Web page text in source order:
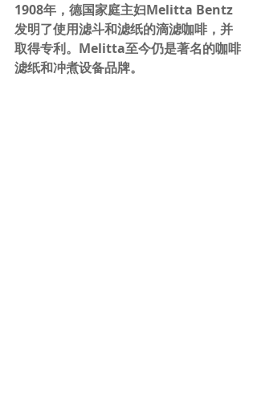
1908年，德国家庭主妇Melitta Bentz
发明了使用滤斗和滤纸的滴滤咖啡，并
取得专利。Melitta至今仍是著名的咖啡
滤纸和冲煮设备品牌。